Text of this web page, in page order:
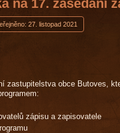
na 17. zasedání
27. listopad 2021
zastupitelstva obce Butoves,
zápisu a zapisovatele